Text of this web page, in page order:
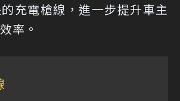
充電槍線，進一步提升車主
率。